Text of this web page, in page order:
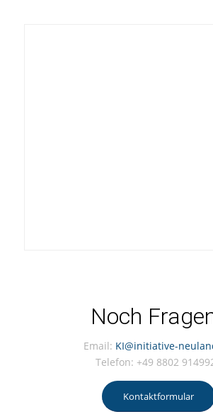
Noch
Email: KI@initiative-
Telefon: +49 8802
Kontaktformular